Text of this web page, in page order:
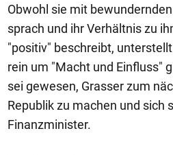
Obwohl sie mit
sprach und ihr Verhältnis zu
"positiv" beschreibt,
rein um "Macht und Einfluss"
sei gewesen, Grasser zum
Republik zu machen und sich
Finanzminister.